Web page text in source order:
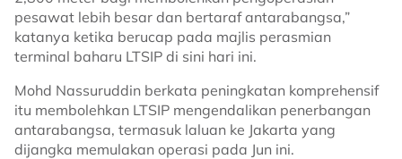
pesawat lebih besar dan bertaraf antarabangsa,”
katanya ketika berucap pada majlis perasmian
terminal baharu LTSIP di sini hari ini.
Mohd Nassuruddin berkata peningkatan komprehensif
itu membolehkan LTSIP mengendalikan penerbangan
antarabangsa, termasuk laluan ke Jakarta yang
dijangka memulakan operasi pada Jun ini.